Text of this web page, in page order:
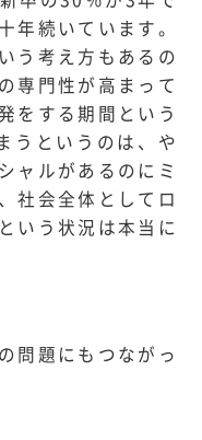
年続いています。
う考え方もあるの
専門性が高まって
をする期間という
うというのは、や
ャルがあるのにミ
社会全体としてロ
いう状況は本当に
問題にもつながっ